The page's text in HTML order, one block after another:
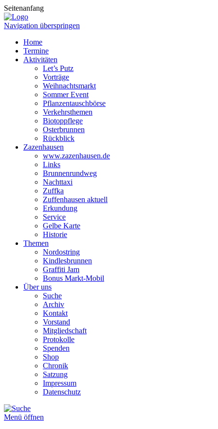
Seitenanfang
Navigation überspringen
Home
Termine
Aktivitäten
Let’s Putz
Vorträge
Weihnachtsmarkt
Sommer Event
Pflanzentauschbörse
Verkehrsthemen
Biotoppflege
Osterbrunnen
Rückblick
Zazenhausen
www.zazenhausen.de
Links
Brunnenrundweg
Nachttaxi
Zuffka
Zuffenhausen aktuell
Erkundung
Service
Gelbe Karte
Historie
Themen
Nordostring
Kindlesbrunnen
Graffiti Jam
Bonus Markt-Mobil
Über uns
Suche
Archiv
Kontakt
Vorstand
Mitgliedschaft
Protokolle
Spenden
Shop
Chronik
Satzung
Impressum
Datenschutz
Menü öffnen